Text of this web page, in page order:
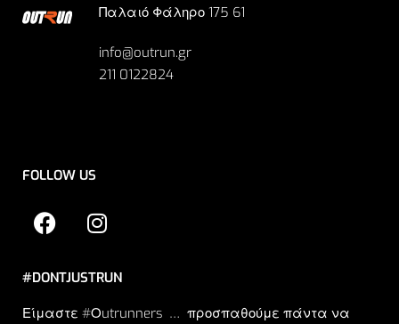
Παλαιό Φάληρο 175 61
info@outrun.gr
211 0122824
FOLLOW US
#DONTJUSTRUN
Είμαστε #Οutrunners … προσπαθούμε πάντα να